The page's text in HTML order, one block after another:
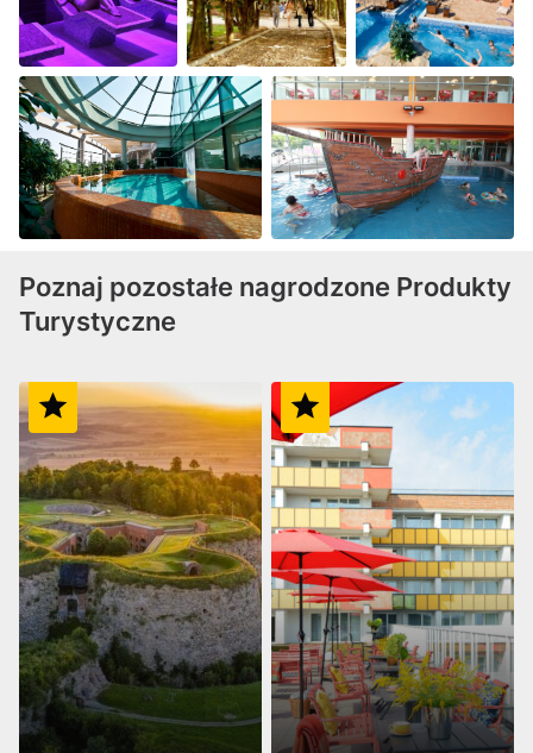
Poznaj pozostałe nagrodzone Produkty
Turystyczne